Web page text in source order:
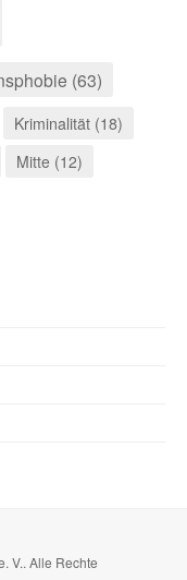
(63)
Kriminalität (18)
Mitte (12)
V.. Alle Rechte